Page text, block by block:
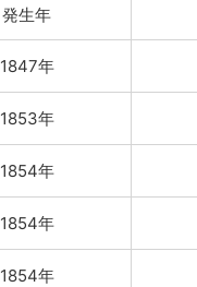
発生年
1847年
1853年
1854年
1854年
1854年